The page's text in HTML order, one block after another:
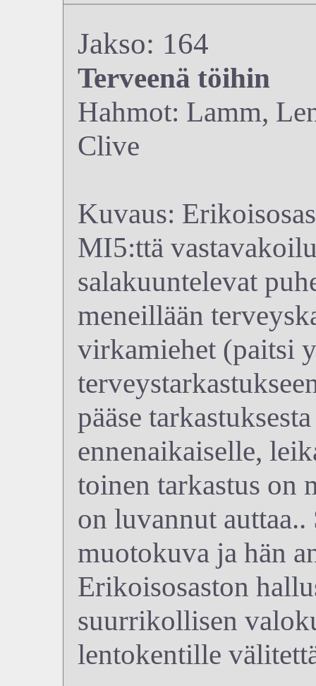
Jakso: 164
Terveenä töihin
Hahmot: Lamm,
Clive
Kuvaus:
MI5:ttä
salakuuntelevat
meneillään
virkamiehet (paitsi
pääse
ennenaikaiselle,
toinen tarkastus on
on luvannut
muotokuva ja hän
Erikoisosaston
suurrikollisen
lentokentille